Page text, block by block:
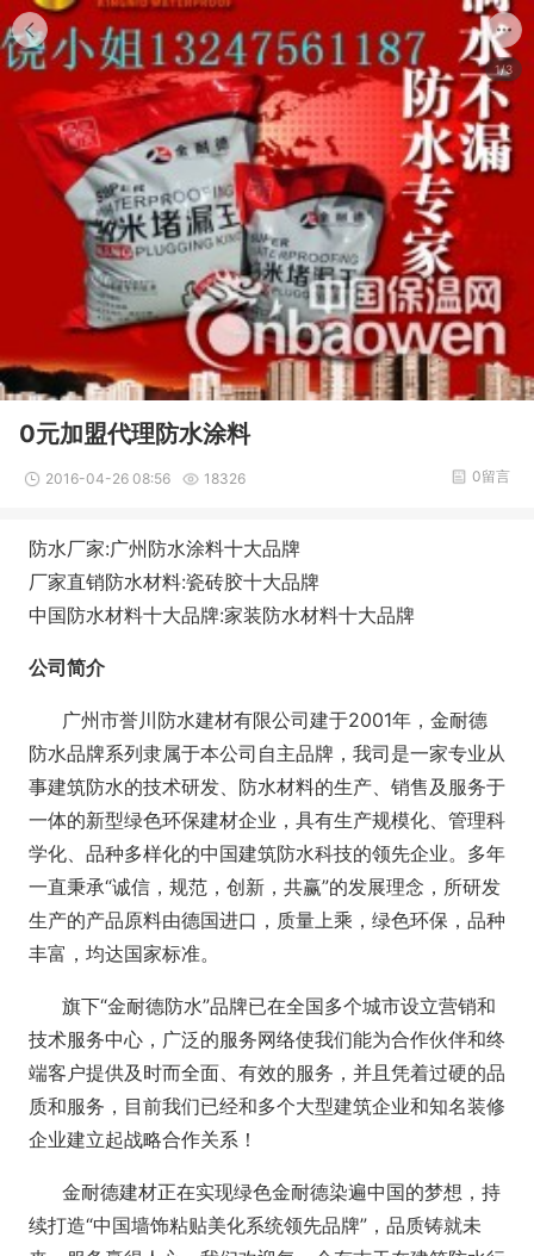
1/3
0元加盟代理防水涂料
2016-04-26 08:56 18326 0留言
防水厂家:广州防水涂料十大品牌
厂家直销防水材料:瓷砖胶十大品牌
中国防水材料十大品牌:家装防水材料十大品牌
公司简介
广州市誉川防水建材有限公司建于2001年，金耐德
防水品牌系列隶属于本公司自主品牌，我司是一家专业从
事建筑防水的技术研发、防水材料的生产、销售及服务于
一体的新型绿色环保建材企业，具有生产规模化、管理科
学化、品种多样化的中国建筑防水科技的领先企业。多年
一直秉承“诚信，规范，创新，共赢”的发展理念，所研发
生产的产品原料由德国进口，质量上乘，绿色环保，品种
丰富，均达国家标准。
旗下“金耐德防水”品牌已在全国多个城市设立营销和
技术服务中心，广泛的服务网络使我们能为合作伙伴和终
端客户提供及时而全面、有效的服务，并且凭着过硬的品
质和服务，目前我们已经和多个大型建筑企业和知名装修
企业建立起战略合作关系！
金耐德建材正在实现绿色金耐德染遍中国的梦想，持
续打造“中国墙饰粘贴美化系统领先品牌”，品质铸就未